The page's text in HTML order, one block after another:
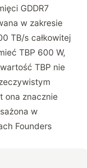
GDDR7
w zakresie
TB/s całkowitej
TBP 600 W,
TBP nie
ona znacznie
w
Founders